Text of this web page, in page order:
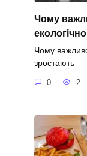
Чому
Чому
зростають
0 2